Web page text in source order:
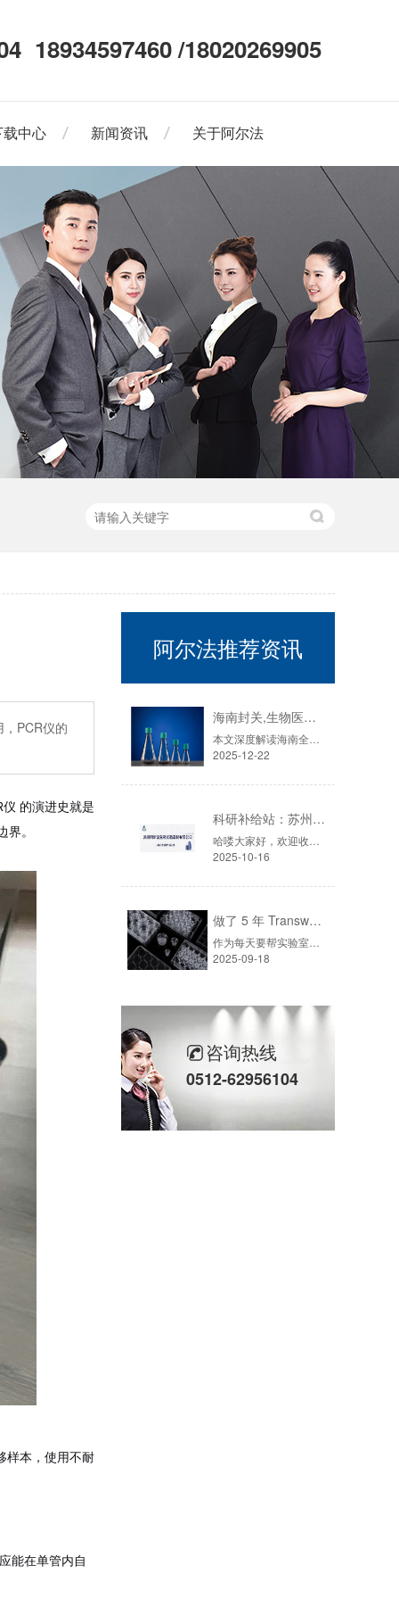
18934597460 /18020269905
载中心 新闻资讯 关于阿尔法
PCR仪的
仪 的演进史就是
。
样本，使用不耐
能在单管内自
阿尔法推荐资讯
海南封关,生物医药迎来历史性机遇！零关税15%税制如何重塑千亿赛道？
2025-12-22
科研补给站：苏州阿尔法生物，你生物实验室的 “一站式配齐专家”
2025-10-16
做了 5 年 Transwell 细胞迁移实验，从踩坑到稳出数据，这份详细操作和避坑指南请收好
2025-09-18
咨询热线
0512-62956104